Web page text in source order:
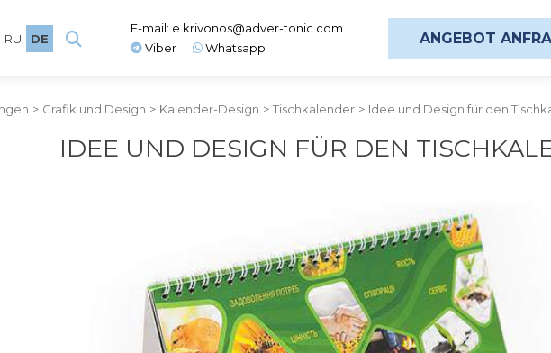
RU DE
E-mail: e.krivonos@adver-tonic.com
Viber
Whatsapp
ANGEBOT
> Grafik und Design > Kalender-Design > Tischkalender > Idee und Design für den
IDEE UND DESIGN FÜR DEN